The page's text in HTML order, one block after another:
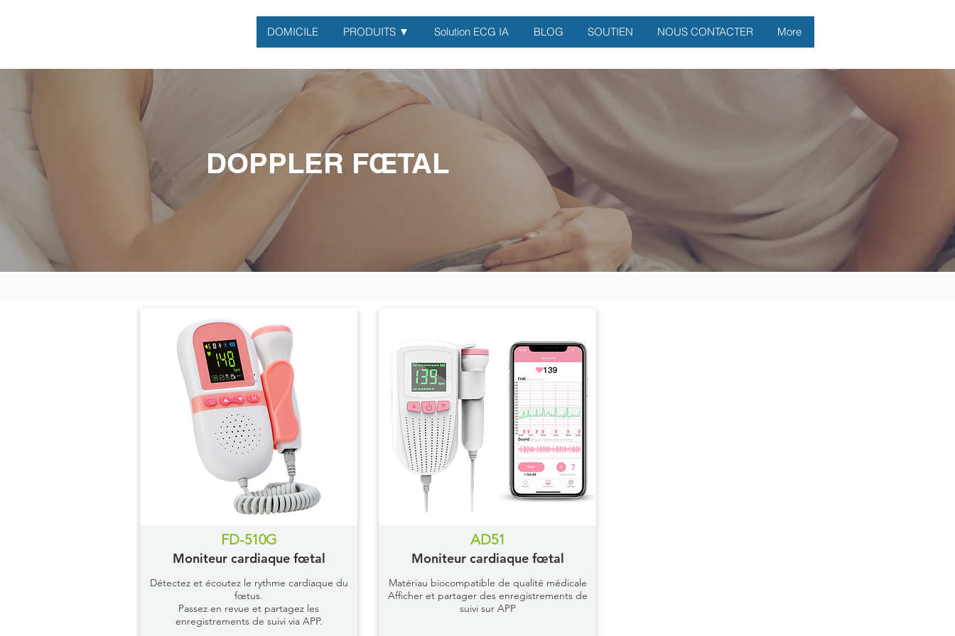
DOMICILE PRODUITS ▼ Solution ECG IA BLOG SOUTIEN NOUS CONTACTER More
DOPPLER FŒTAL
FD-510G
Moniteur cardiaque fœtal
Détectez et écoutez le rythme cardiaque du
fœtus.
Passez en revue et partagez les
enregistrements de suivi via APP.
AD51
Moniteur cardiaque fœtal
Matériau biocompatible de qualité médicale
Afficher et partager des enregistrements de
suivi sur APP